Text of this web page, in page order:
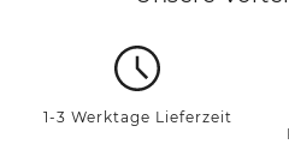
1-3 Werktage Lieferzeit